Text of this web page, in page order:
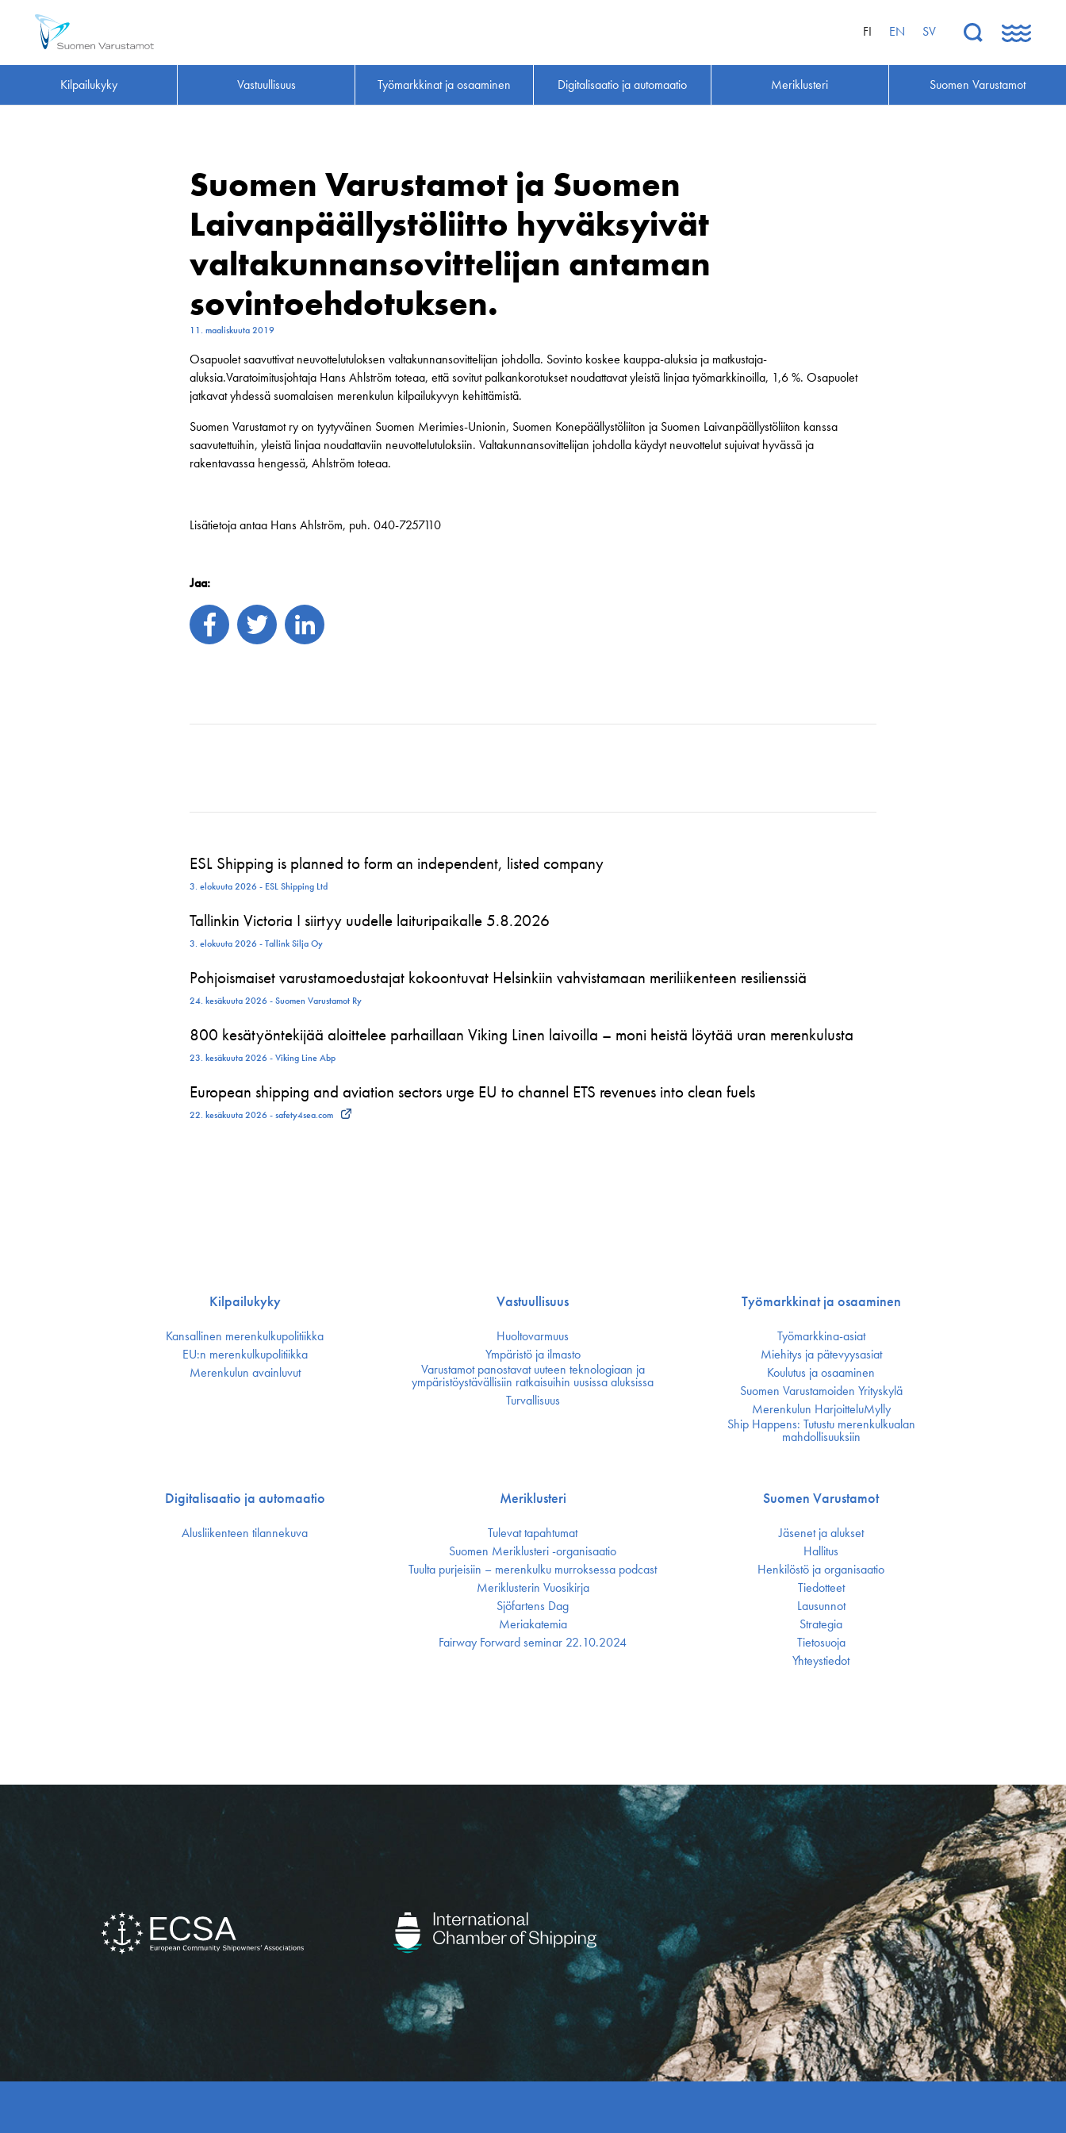
FI EN SV
Kilpailukyky Vastuullisuus Työmarkkinat ja osaaminen Digitalisaatio ja automaatio Meriklusteri Suomen Varustamot
Suomen Varustamot ja Suomen
Laivanpäällystöliitto hyväksyivät
valtakunnansovittelijan antaman
sovintoehdotuksen.
11. maaliskuuta 2019
Osapuolet saavuttivat neuvottelutuloksen valtakunnansovittelijan johdolla. Sovinto koskee kauppa-aluksia ja matkustaja-
aluksia.Varatoimitusjohtaja Hans Ahlström toteaa, että sovitut palkankorotukset noudattavat yleistä linjaa työmarkkinoilla, 1,6 %. Osapuolet
jatkavat yhdessä suomalaisen merenkulun kilpailukyvyn kehittämistä.
Suomen Varustamot ry on tyytyväinen Suomen Merimies-Unionin, Suomen Konepäällystöliiton ja Suomen Laivanpäällystöliiton kanssa
saavutettuihin, yleistä linjaa noudattaviin neuvottelutuloksiin. Valtakunnansovittelijan johdolla käydyt neuvottelut sujuivat hyvässä ja
rakentavassa hengessä, Ahlström toteaa.
Lisätietoja antaa Hans Ahlström, puh. 040-7257110
Jaa:
ESL Shipping is planned to form an independent, listed company
3. elokuuta 2026 - ESL Shipping Ltd
Tallinkin Victoria I siirtyy uudelle laituripaikalle 5.8.2026
3. elokuuta 2026 - Tallink Silja Oy
Pohjoismaiset varustamoedustajat kokoontuvat Helsinkiin vahvistamaan meriliikenteen resilienssiä
24. kesäkuuta 2026 - Suomen Varustamot Ry
800 kesätyöntekijää aloittelee parhaillaan Viking Linen laivoilla – moni heistä löytää uran merenkulusta
23. kesäkuuta 2026 - Viking Line Abp
European shipping and aviation sectors urge EU to channel ETS revenues into clean fuels
22. kesäkuuta 2026 - safety4sea.com
Kilpailukyky
Kansallinen merenkulku­politiikka
EU:n merenkulku­politiikka
Merenkulun avainluvut
Vastuullisuus
Huoltovarmuus
Ympäristö ja ilmasto
Varustamot panostavat uuteen teknologiaan ja
ympäristöystävällisiin ratkaisuihin uusissa aluksissa
Turvallisuus
Työmarkkinat ja osaaminen
Työmarkkina-asiat
Miehitys ja pätevyys­asiat
Koulutus ja osaaminen
Suomen Varustamoiden Yrityskylä
Merenkulun HarjoitteluMylly
Ship Happens: Tutustu merenkulkualan
mahdollisuuksiin
Digitalisaatio ja automaatio
Alusliikenteen tilannekuva
Meriklusteri
Tulevat tapahtumat
Suomen Meriklusteri -organisaatio
Tuulta purjeisiin – merenkulku murroksessa podcast
Meriklusterin Vuosikirja
Sjöfartens Dag
Meriakatemia
Fairway Forward seminar 22.10.2024
Suomen Varustamot
Jäsenet ja alukset
Hallitus
Henkilöstö ja organisaatio
Tiedotteet
Lausunnot
Strategia
Tietosuoja
Yhteystiedot